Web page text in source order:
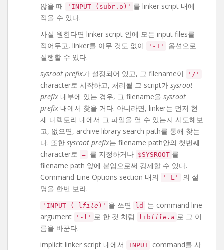
않을 때
'INPUT (subr.o)' 를 linker script 내에
적을 수 있다.
사실 원한다면 linker script 안에 모든 input files를
적어두고, linker를 아무 것도 없이
'-T'
옵션으로
실행할 수 있다.
sysroot prefix가 설정되어 있고, 그 filename이 '/'
character로 시작하고, 처리될 그 script가 sysroot
prefix 내부에 있는 경우, 그 filename을 sysroot
prefix 내에서 찾을 거다. 아니라면, linker는 먼저 현
재 디렉토리 내에서 그 파일을 열 수 있는지 시도해보
고, 없으면, archive library search path를 통해 찾는
다. 또한 sysroot prefix는 filename path안의 첫번째
character로
= 를 지정하거나 $SYSROOT 를
filename path 앞에 붙임으로써 강제할 수 있다.
Command Line Options section 내의
'-L'
의 설
명을 한번 보라.
'INPUT (-l file )' 을 쓰면 ld
는 command line
argument
'-l' 로 한 것 처럼 libfile.a 로 그 이
름을 바꾼다.
implicit linker script 내에서
INPUT command를 사